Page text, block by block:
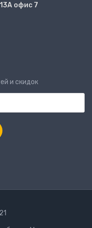
офис 7
и скидок